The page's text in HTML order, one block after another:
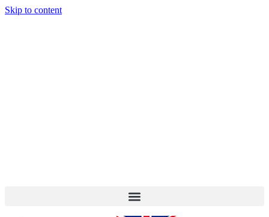
Skip to content